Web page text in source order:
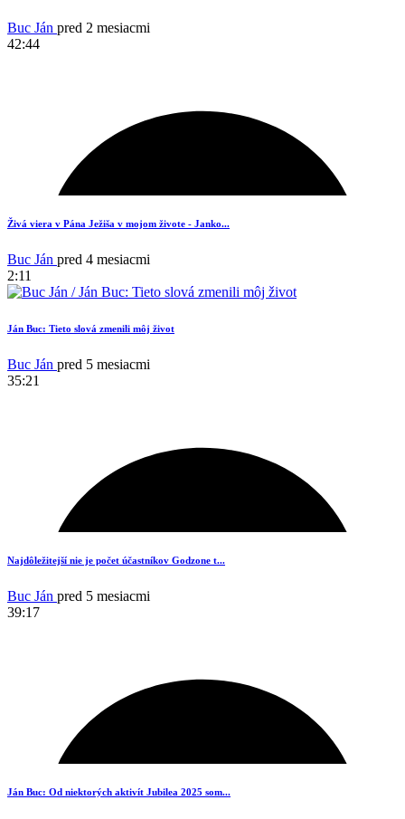
1
Buc Ján pred 2 mesiacmi
42:44
Živá viera v Pána Ježiša v mojom živote - Janko...
Buc Ján pred 4 mesiacmi
2:11
Ján Buc: Tieto slová zmenili môj život
Buc Ján pred 5 mesiacmi
35:21
2
Najdôležitejší nie je počet účastníkov Godzone t...
Buc Ján pred 5 mesiacmi
39:17
Ján Buc: Od niektorých aktivít Jubilea 2025 som...